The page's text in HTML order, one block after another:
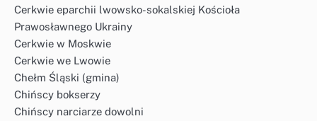
Cerkwie eparchii lwowsko-sokalskiej Kościoła
Prawosławnego Ukrainy
Cerkwie w Moskwie
Cerkwie we Lwowie
Chełm Śląski (gmina)
Chińscy bokserzy
Chińscy narciarze dowolni